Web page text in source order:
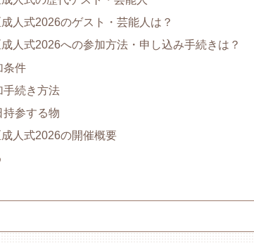
人式2026のゲスト・芸能人は？
人式2026への参加方法・申し込み手続きは？
条件
手続き方法
持参する物
人式2026の開催概要